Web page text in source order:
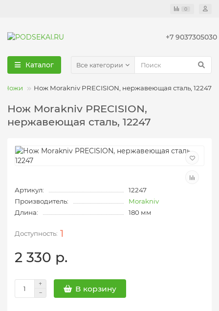
0
+7 9037305030
Каталог Все категории
Ножи Нож Morakniv PRECISION, нержавеющая сталь, 12247
Нож Morakniv PRECISION,
нержавеющая сталь, 12247
Артикул:
12247
Производитель:
Morakniv
Длина:
180 мм
1
2 330 р.
В корзину